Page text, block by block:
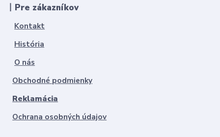
丨Pre zákazníkov
Kontakt
História
O nás
Obchodné podmienky
Reklamácia
Ochrana osobných údajov